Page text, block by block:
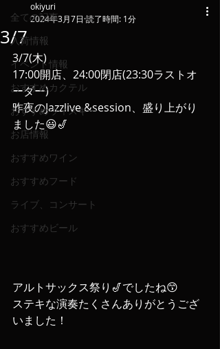
全ての記事
入荷情報
イベント情報
おすすめカクテル
おすすめウィスキー
お店情報
おすすめワイン
おすすめフード
ライブ、コンサート
おすすめビール
3/7
okiyuri
2024年3月7日 読了時間: 1分
3/7(木)
17:00開店、24:00閉店(23:30ラストオ
ーダー)
昨夜のJazzlive &session、盛り上がり
ました😃🎷
アルトサックス祭り🎷でしたね😙
ステキな演奏たくさんありがとうござ
いました！